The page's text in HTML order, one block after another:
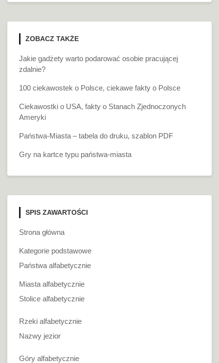
ZOBACZ TAKŻE
Jakie gadżety warto podarować osobie pracującej
zdalnie?
100 ciekawostek o Polsce, ciekawe fakty o Polsce
Ciekawostki o USA, fakty o Stanach Zjednoczonych
Ameryki
Państwa-Miasta – tabela do druku, szablon PDF
Gry na kartce typu państwa-miasta
SPIS ZAWARTOŚCI
Strona główna
Kategorie podstawowe
Państwa alfabetycznie
Miasta alfabetycznie
Stolice alfabetycznie
Rzeki alfabetycznie
Nazwy jezior
Góry alfabetycznie